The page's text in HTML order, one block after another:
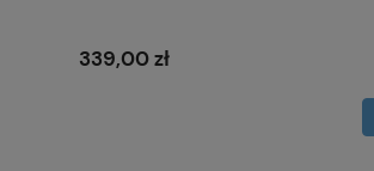
339,00 zł